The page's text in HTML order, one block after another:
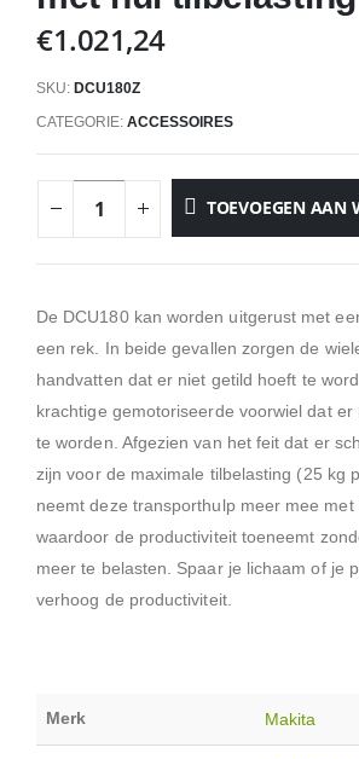
€1.021,24
SKU: DCU180Z
CATEGORIE: ACCESSOIRES
TOEVOEGEN AAN
De DCU180 kan worden uitgerust met
een rek. In beide gevallen zorgen de
handvatten dat er niet getild hoeft te
krachtige gemotoriseerde voorwiel dat
te worden. Afgezien van het feit dat er
zijn voor de maximale tilbelasting (25 kg
neemt deze transporthulp meer mee met
waardoor de productiviteit toeneemt
meer te belasten. Spaar je lichaam of je
verhoog de productiviteit.
Merk Makita